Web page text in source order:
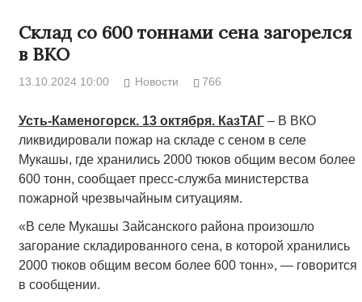
Склад со 600 тоннами сена загорелся
в ВКО
13.10.2024 10:00 Новости 766
Усть-Каменогорск. 13 октября. КазТАГ– В ВКО
ликвидировали пожар на складе с сеном в селе
Мукашы, где хранились 2000 тюков общим весом более
600 тонн, сообщает пресс-служба министерства
пожарной чрезвычайным ситуациям.
«В селе Мукашы Зайсанского района произошло
загорание складированного сена, в которой хранились
2000 тюков общим весом более 600 тонн», — говорится
в сообщении.